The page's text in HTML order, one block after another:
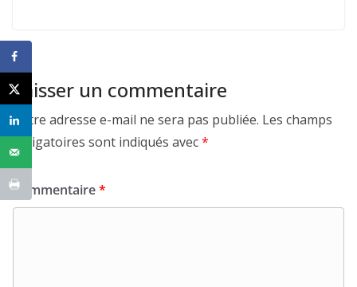
Laisser un commentaire
Votre adresse e-mail ne sera pas publiée. Les champs
obligatoires sont indiqués avec*
Commentaire*